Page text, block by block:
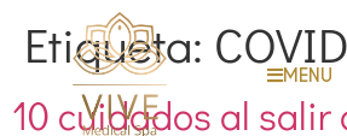
MENU
Etiqueta:
10 cuidados al salir